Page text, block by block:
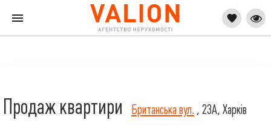
Продаж квартири Британська вул. , 23А, Харків